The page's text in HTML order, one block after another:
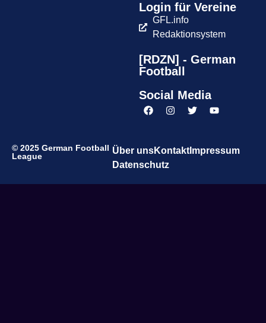
Login für Vereine
GFL.info
Redaktionsystem
[RDZN] - German
Football
Social Media
© 2025 German Football
League
Über unsKontaktImpressum
Datenschutz